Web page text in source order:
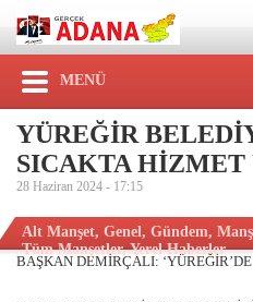
MENÜ
YÜREĞİR
SICAKTA HİZMET
28 Haziran 2024 - 17:15
Alt Manşet, Genel, Gündem,
Tüm Manşetler,Yerel Haberler
BAŞKAN DEMİRÇALI: